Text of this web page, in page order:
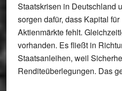
Staatskrisen in Deutschland
sorgen dafür, dass Kapital
Aktienmärkte fehlt.
vorhanden. Es fließt in
Staatsanleihen, weil
Renditeüberlegungen. Das